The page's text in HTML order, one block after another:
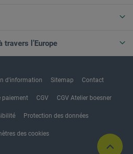
travers l’Europe
d'information Sitemap Contact
paiement CGV CGV Atelier boesner
Protection des données
des cookies